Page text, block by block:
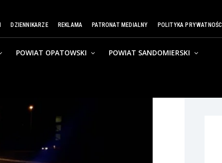
DZIENNIKARZE REKLAMA PATRONAT MEDIALNY POLITYKA PRYWATNOŚCI
POWIAT OPATOWSKI POWIAT SANDOMIERSKI